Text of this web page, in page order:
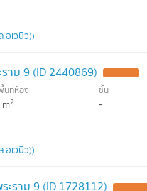
อเวนิว))
าม 9 (ID 2440869)
นที่ห้อง
m2
ชั้น
-
อเวนิว))
ะราม 9 (ID 1728112)